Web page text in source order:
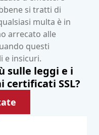
si tratti di
multa è in
arrecato alle
questi
e insicuri.
sulle leggi e i
SSL?